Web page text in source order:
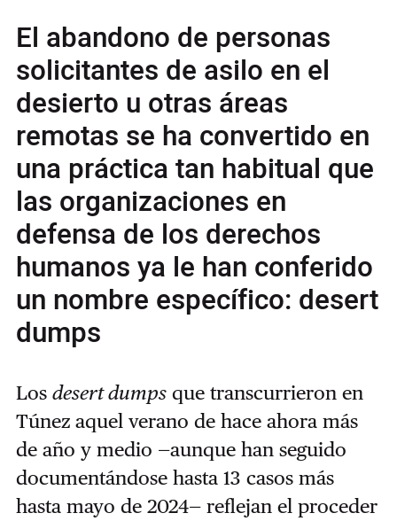
El abandono de personas
solicitantes de asilo en el
desierto u otras áreas
remotas se ha convertido en
una práctica tan habitual que
las organizaciones en
defensa de los derechos
humanos ya le han conferido
un nombre específico: desert
dumps
Los desert dumpsque transcurrieron en
Túnez aquel verano de hace ahora más
de año y medio —aunque han seguido
documentándose hasta 13 casos más
hasta mayo de 2024— reflejan el proceder